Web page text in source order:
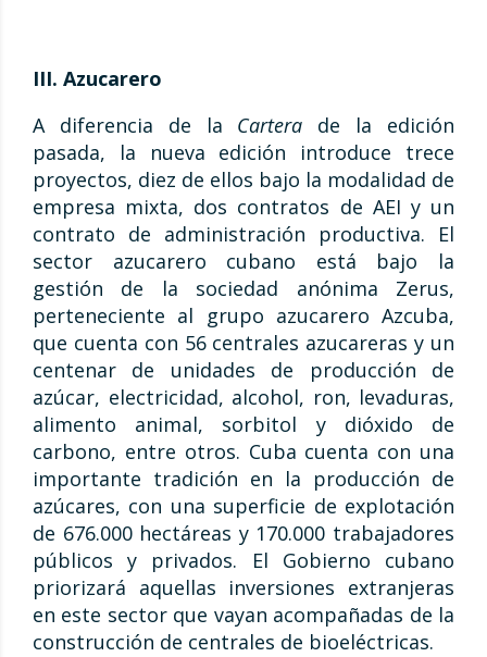
III. Azucarero
A diferencia de la Cartera de la edición
pasada, la nueva edición introduce trece
proyectos, diez de ellos bajo la modalidad de
empresa mixta, dos contratos de AEI y un
contrato de administración productiva. El
sector azucarero cubano está bajo la
gestión de la sociedad anónima Zerus,
perteneciente al grupo azucarero Azcuba,
que cuenta con 56 centrales azucareras y un
centenar de unidades de producción de
azúcar, electricidad, alcohol, ron, levaduras,
alimento animal, sorbitol y dióxido de
carbono, entre otros. Cuba cuenta con una
importante tradición en la producción de
azúcares, con una superficie de explotación
de 676.000 hectáreas y 170.000 trabajadores
públicos y privados. El Gobierno cubano
priorizará aquellas inversiones extranjeras
en este sector que vayan acompañadas de la
construcción de centrales de bioeléctricas.